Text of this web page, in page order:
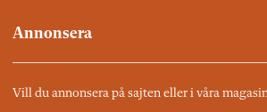
Annonsera
Vill du annonsera på sajten eller i våra